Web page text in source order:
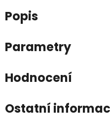
Popis
Parametry
Hodnocení
Ostatní